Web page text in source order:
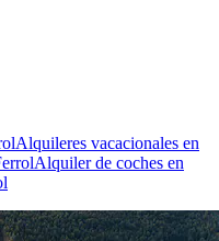
Alquileres vacacionales en
Alquiler de coches en